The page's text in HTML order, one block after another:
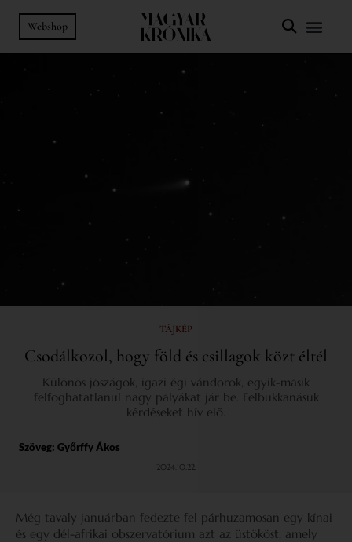
Webshop
TÁJKÉP
Csodálkozol, hogy föld és csillagok közt éltél
Különös jószágok, igazi égi vándorok, egyik-másik
felfoghatatlanul nagy pályákat jár be. Felbukkanásuk
kérdéseket hív elő.
Szöveg: Győrffy Ákos
2024.10.22.
Még tavaly januárban fedezte fel párhuzamosan egy kínai
és egy dél-afrikai obszervatórium azt az üstököst, amely